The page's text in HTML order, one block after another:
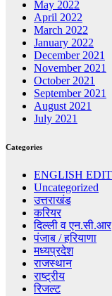
May 2022
April 2022
March 2022
January 2022
December 2021
November 2021
October 2021
September 2021
August 2021
July 2021
Categories
ENGLISH
Uncategorized
उत्तराखंड
करियर
दिल्ली व एन.सी.आर
पंजाब / हरियाणा
मध्यप्रदेश
राजस्थान
राष्ट्रीय
रिजल्ट